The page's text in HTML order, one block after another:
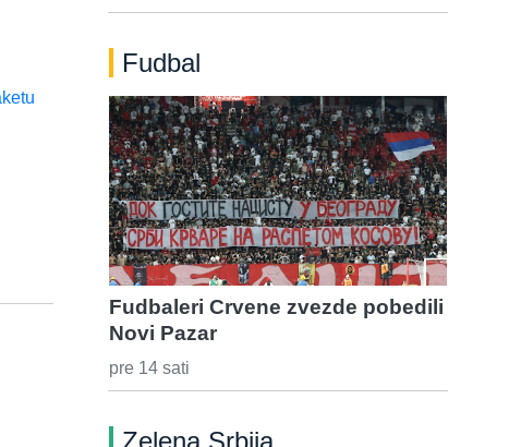
Fudbal
Fudbaleri Crvene zvezde pobedili
Novi Pazar
pre 14 sati